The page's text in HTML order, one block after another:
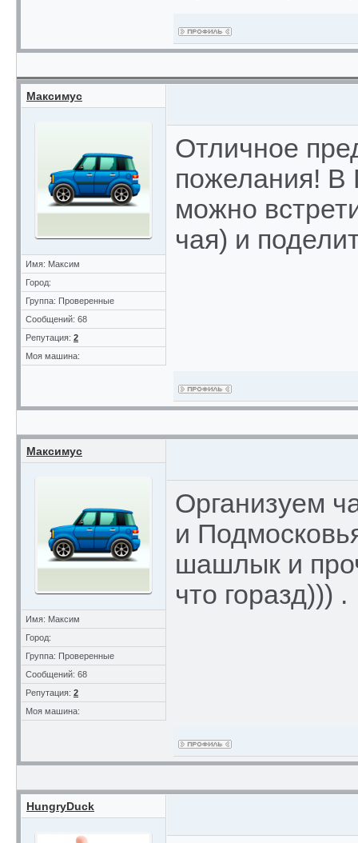
Максимус
Имя: Максим
Город:
Группа: Проверенные
Сообщений: 68
Репутация: 2
Моя машина:
Отличное
пожелания! В
можно
чая) и
Максимус
Имя: Максим
Город:
Группа: Проверенные
Сообщений: 68
Репутация: 2
Моя машина:
Организуем
и
шашлык и
что горазд))) .
HungryDuck